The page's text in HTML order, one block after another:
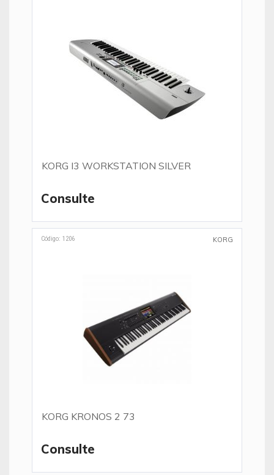
KORG I3 WORKSTATION SILVER
Consulte
Código: 1206 KORG
KORG KRONOS 2 73
Consulte